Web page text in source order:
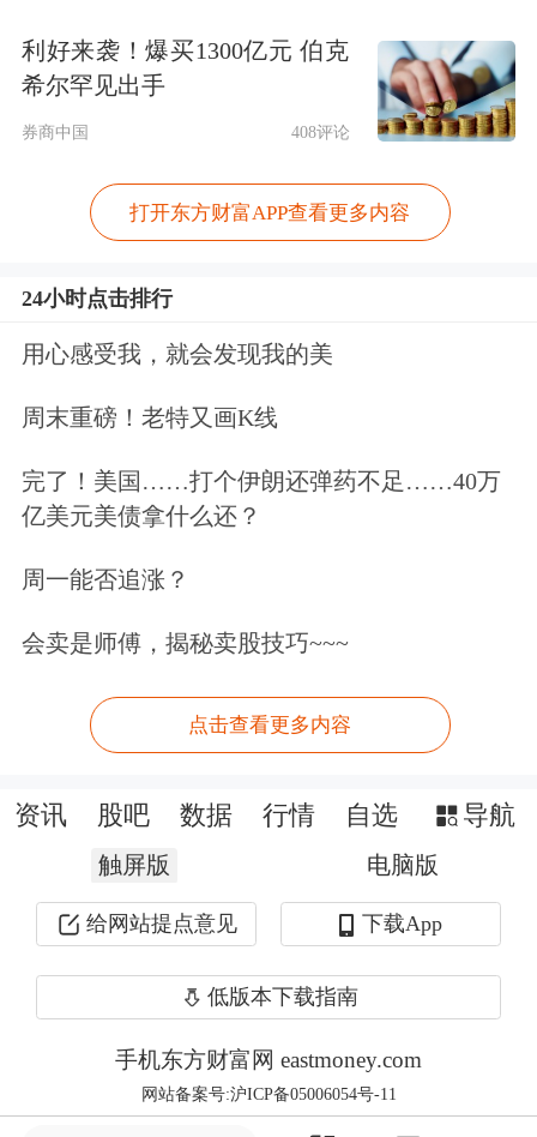
借助“平安乐善”公益平台，为大三湘进
行品牌赋能，成为其坚实的后盾和贴心
近年来，平安银行基于外部趋势与自身
禀赋，提出了“成为中国最卓越、全球
领先的智能化零售银行”的发展愿景，
猛发展。其中平安私人银行业务更是成
绩斐然，截至2020年三季度，私行客户
已近六万、资产管理
关，迈入了中国私人银行业第一梯队。
还在观望？股票账户早备好，行情来了
及时上车>>
原标题：平安私人银行携手《吴晓波年终秀》 弘扬企业家精神
利好来袭！爆买1300亿元 伯克
希尔罕见出手
券商中国 408评论
打开东方财富APP查看更多内容
24小时点击排行
用心感受我，就会发现我的美
周末重磅！老特又画K线
完了！美国……打个伊朗还弹药不足……40万
亿美元美债拿什么还？
周一能否追涨？
会卖是师傅，揭秘卖股技巧~~~
点击查看更多内容
资讯 股吧 数据 行情 自选 导航
触屏版 电脑版
给网站提点意见 下载App
低版本下载指南
手机东方财富网 eastmoney.com
网站备案号:沪ICP备05006054号-11